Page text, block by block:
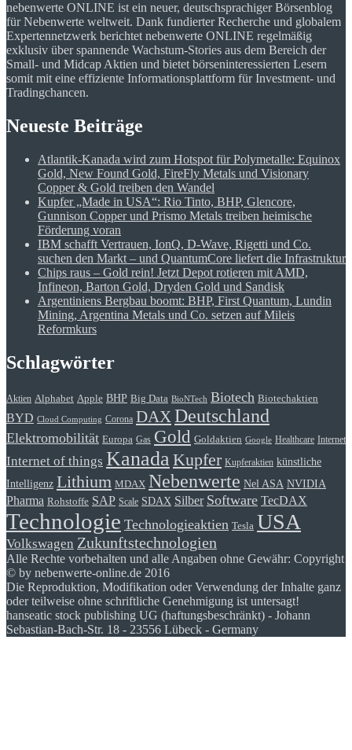
nebenwerte ONLINE ist ein neuer, deutschsprachiger Börsenblog
für Nebenwerte weltweit. Dank fundierter Recherche und globalem
Expertennetzwerk berichtet nebenwerte ONLINE regelmäßig
exklusiv über spannende Wachstum-Stories aus dem Bereich der
Small- und Midcap Aktien und bietet börseninteressierten Lesern
somit mit eine effiziente Informationsplattform für Investment- und
Tradingchancen.
Neueste Beiträge
Atlantik-Kanada wird zum Hotspot für Polymetalle: Equinox
Gold, New Found Gold, FireFly Metals und Visionary
Copper & Gold treiben den Wandel
Kupfer „Made in USA“: Rio Tinto, BHP, Glencore,
Gunnison Copper und Prismo Metals treiben heimische
Förderung voran
IBM schafft Vertrauen, IonQ, D-Wave, Rigetti und Co.
suchen den Markt – und QuantumCore liefert die Infrastruktur
Chips raus – Gold rein! Jetzt Depot rotieren mit AMD,
Infineon, Barton Gold, Dryden Gold und Sandisk
Argentiniens Bergbau boomt: BHP, First Quantum, Lundin
Mining, Argentina Metals und Co. setzen auf Mileis
Reformkurs
Schlagwörter
Aktien Alphabet Apple BHP Big Data BioNTech Biotech Biotechaktien
BYD Cloud Computing Corona DAX Deutschland
Elektromobilität Europa Gas Gold Goldaktien Google Healthcare Internet
Internet of things Kanada Kupfer Kupferaktien künstliche
Intelligenz Lithium MDAX Nebenwerte Nel ASA NVIDIA
Pharma Rohstoffe SAP Scale SDAX Silber Software TecDAX
Technologie Technologieaktien Tesla USA
Volkswagen Zukunftstechnologien
Alle Rechte vorbehalten und alle Angaben ohne Gewähr: Copyright
© by nebenwerte-online.de 2016
Die Reproduktion, Modifikation oder Verwendung der Inhalte ganz
oder teilweise ohne schriftliche Genehmigung ist untersagt!
hanseatic stock publishing UG (haftungsbeschränkt) - Johann
Sebastian-Bach-Str. 18 - 23556 Lübeck - Germany